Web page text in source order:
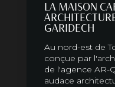
LA MAISON
GARIDECH
Au nord-est de
conçue par
de l'agence AR-
audace